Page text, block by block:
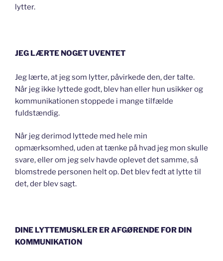
lytter.
JEG LÆRTE NOGET UVENTET
Jeg lærte, at jeg som lytter, påvirkede den, der talte.
Når jeg ikke lyttede godt, blev han eller hun usikker og
kommunikationen stoppede i mange tilfælde
fuldstændig.
Når jeg derimod lyttede med hele min
opmærksomhed, uden at tænke på hvad jeg mon skulle
svare, eller om jeg selv havde oplevet det samme, så
blomstrede personen helt op. Det blev fedt at lytte til
det, der blev sagt.
DINE LYTTEMUSKLER ER AFGØRENDE FOR DIN
KOMMUNIKATION